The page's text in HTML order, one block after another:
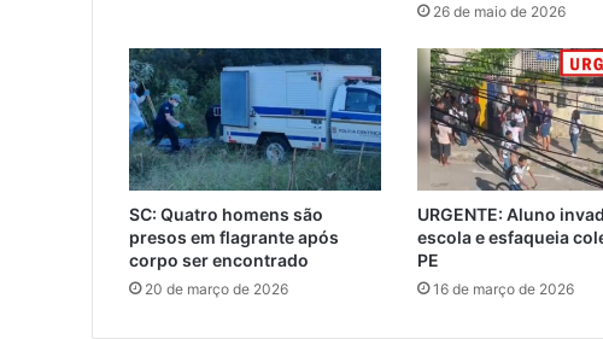
26 de maio de 2026
SC: Quatro homens são
presos em flagrante após
corpo ser encontrado
20 de março de 2026
URGENTE: Aluno
escola e esfaqueia
PE
16 de março de 2026